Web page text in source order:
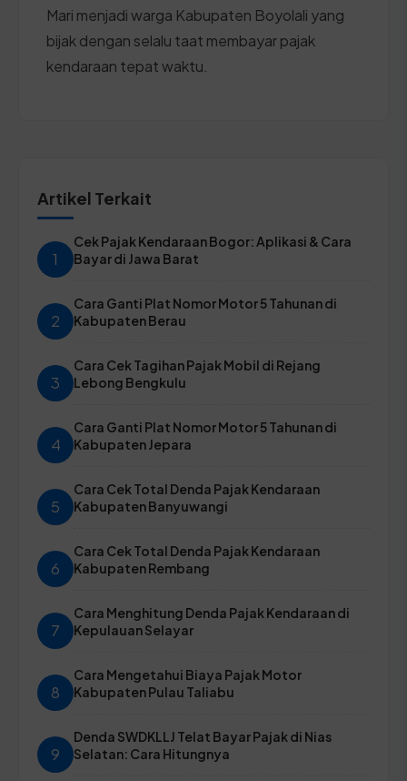
Mari menjadi warga Kabupaten Boyolali yang
bijak dengan selalu taat membayar pajak
kendaraan tepat waktu.
Artikel Terkait
1
Cek Pajak Kendaraan Bogor: Aplikasi & Cara
Bayar di Jawa Barat
2
Cara Ganti Plat Nomor Motor 5 Tahunan di
Kabupaten Berau
3
Cara Cek Tagihan Pajak Mobil di Rejang
Lebong Bengkulu
4
Cara Ganti Plat Nomor Motor 5 Tahunan di
Kabupaten Jepara
5
Cara Cek Total Denda Pajak Kendaraan
Kabupaten Banyuwangi
6
Cara Cek Total Denda Pajak Kendaraan
Kabupaten Rembang
7
Cara Menghitung Denda Pajak Kendaraan di
Kepulauan Selayar
8
Cara Mengetahui Biaya Pajak Motor
Kabupaten Pulau Taliabu
9
Denda SWDKLLJ Telat Bayar Pajak di Nias
Selatan: Cara Hitungnya